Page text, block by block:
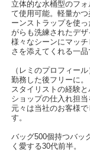
立体的な水桶型のフ
て使用可能。軽量か
ーンストラップを使
がらも洗練されたデ
様々なシーンにマッ
さを添えてくれる一品
（レミのプロフィー
勤務した後フリーに。
スタイリストの経験
ショップの仕入れ担当
元々は当社のお客様
す。
バッグ500個持つバッ
く愛する30代前半。